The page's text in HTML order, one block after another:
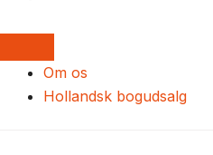
Om os
Hollandsk bogudsalg